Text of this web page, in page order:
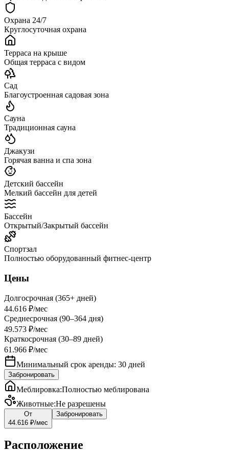
Охрана 24/7
Круглосуточная охрана
Терраса на крыше
Общая терраса с видом
Сад
Благоустроенная садовая зона
Сауна
Традиционная сауна
Джакузи
Горячая ванна и спа зона
Детский бассейн
Мелкий бассейн для детей
Бассейн
Открытый/Закрытый бассейн
Спортзал
Полностью оборудованный фитнес-центр
Цены
Долгосрочная (365+ дней)
44.616 ₽/мес
Среднесрочная (90–364 дня)
49.573 ₽/мес
Краткосрочная (30–89 дней)
61.966 ₽/мес
Минимальный срок аренды: 30 дней
Забронировать
Меблировка:Полностью меблирована
Животные:Не разрешены
От
44.616 ₽/мес
Забронировать
Расположение